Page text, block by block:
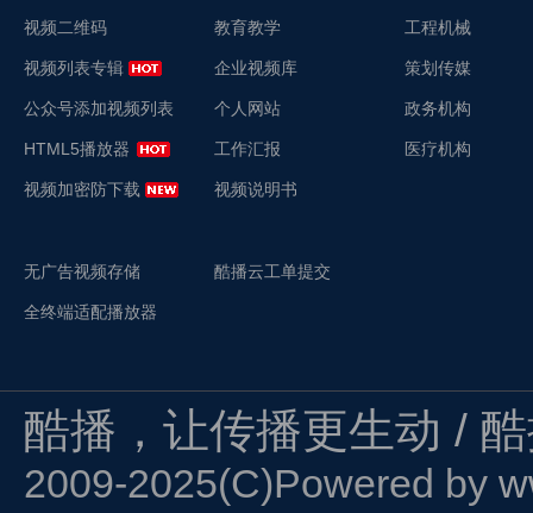
视频二维码
视频列表专辑
公众号添加视频列表
HTML5播放器
视频加密防下载
无广告视频存储
全终端适配播放器
教育教学
企业视频库
个人网站
工作汇报
视频说明书
酷播云工单提交
工程机械
策划传媒
政务机构
医疗机构
酷播，让传播更生动 /
2009-2025(C)Powered by